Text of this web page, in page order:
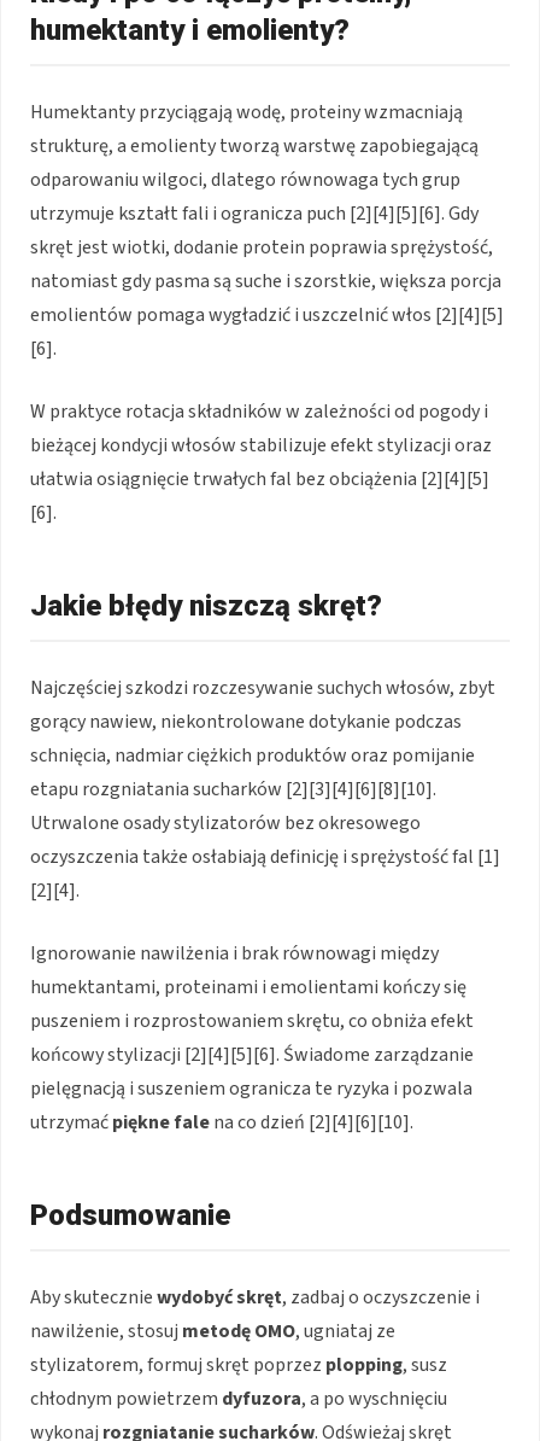
humektanty i emolienty?
Humektanty przyciągają wodę, proteiny wzmacniają
strukturę, a emolienty tworzą warstwę zapobiegającą
odparowaniu wilgoci, dlatego równowaga tych grup
utrzymuje kształt fali i ogranicza puch [2][4][5][6]. Gdy
skręt jest wiotki, dodanie protein poprawia sprężystość,
natomiast gdy pasma są suche i szorstkie, większa porcja
emolientów pomaga wygładzić i uszczelnić włos [2][4][5]
[6].
W praktyce rotacja składników w zależności od pogody i
bieżącej kondycji włosów stabilizuje efekt stylizacji oraz
ułatwia osiągnięcie trwałych fal bez obciążenia [2][4][5]
[6].
Jakie błędy niszczą skręt?
Najczęściej szkodzi rozczesywanie suchych włosów, zbyt
gorący nawiew, niekontrolowane dotykanie podczas
schnięcia, nadmiar ciężkich produktów oraz pomijanie
etapu rozgniatania sucharków [2][3][4][6][8][10].
Utrwalone osady stylizatorów bez okresowego
oczyszczenia także osłabiają definicję i sprężystość fal [1]
[2][4].
Ignorowanie nawilżenia i brak równowagi między
humektantami, proteinami i emolientami kończy się
puszeniem i rozprostowaniem skrętu, co obniża efekt
końcowy stylizacji [2][4][5][6]. Świadome zarządzanie
pielęgnacją i suszeniem ogranicza te ryzyka i pozwala
utrzymaćpiękne falena co dzień [2][4][6][10].
Podsumowanie
Aby skuteczniewydobyć skręt, zadbaj o oczyszczenie i
nawilżenie, stosuj metodę OMO, ugniataj ze
stylizatorem, formuj skręt poprzez plopping, susz
chłodnym powietrzem dyfuzora, a po wyschnięciu
wykonaj rozgniatanie sucharków. Odświeżaj skręt